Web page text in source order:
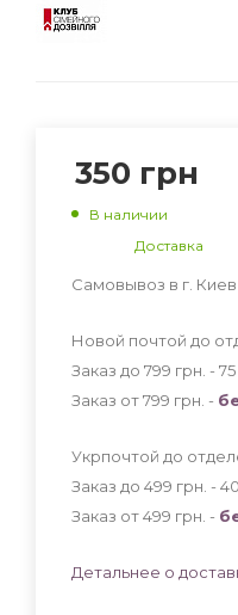
350 грн
В наличии
Доставка
Самовывоз в г.
Новой почтой до
Заказ до 799 грн. - 75
Заказ от 799 грн. -
Укрпочтой до
Заказ до 499 грн. - 40
Заказ от 499 грн. -
Детальнее о